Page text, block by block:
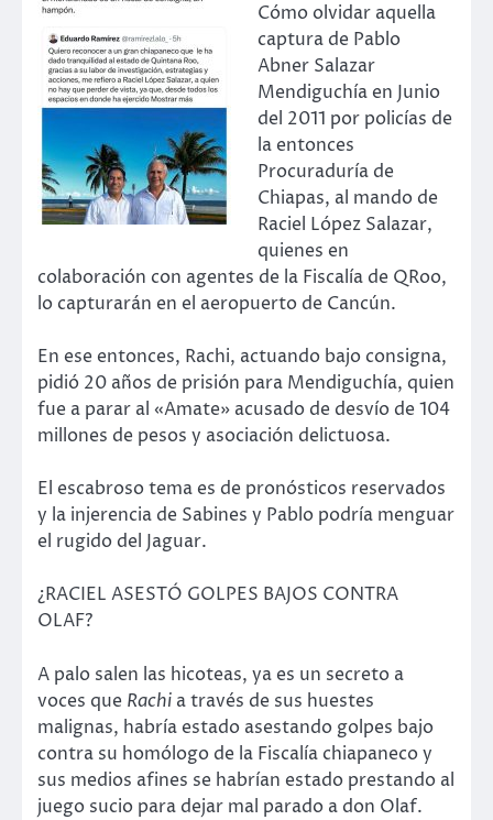
Cómo olvidar aquella
captura de Pablo
Abner Salazar
Mendiguchía en Junio
del 2011 por policías de
la entonces
Procuraduría de
Chiapas, al mando de
Raciel López Salazar,
quienes en
colaboración con agentes de la Fiscalía de QRoo,
lo capturarán en el aeropuerto de Cancún.
En ese entonces, Rachi, actuando bajo consigna,
pidió 20 años de prisión para Mendiguchía, quien
fue a parar al «Amate» acusado de desvío de 104
millones de pesos y asociación delictuosa.
El escabroso tema es de pronósticos reservados
y la injerencia de Sabines y Pablo podría menguar
el rugido del Jaguar.
¿RACIEL ASESTÓ GOLPES BAJOS CONTRA
OLAF?
A palo salen las hicoteas, ya es un secreto a
voces que Rachi a través de sus huestes
malignas, habría estado asestando golpes bajo
contra su homólogo de la Fiscalía chiapaneco y
sus medios afines se habrían estado prestando al
juego sucio para dejar mal parado a don Olaf.